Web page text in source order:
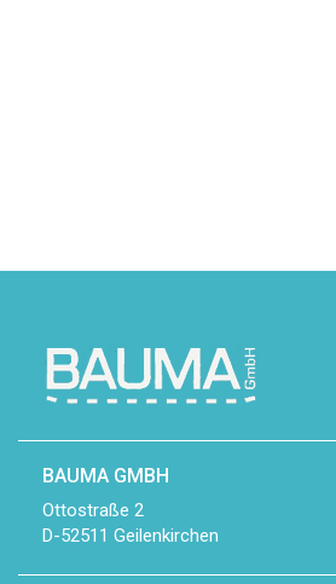
BAUMA GMBH
Ottostraße 2
D-52511 Geilenkirchen